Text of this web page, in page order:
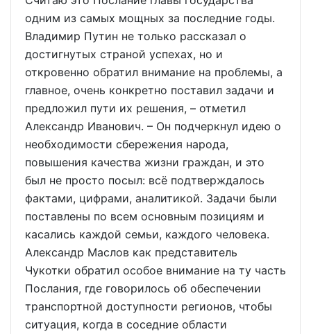
одним из самых мощных за последние годы.
Владимир Путин не только рассказал о
достигнутых страной успехах, но и
откровенно обратил внимание на проблемы, а
главное, очень конкретно поставил задачи и
предложил пути их решения, – отметил
Александр Иванович. – Он подчеркнул идею о
необходимости сбережения народа,
повышения качества жизни граждан, и это
был не просто посыл: всё подтверждалось
фактами, цифрами, аналитикой. Задачи были
поставлены по всем основным позициям и
касались каждой семьи, каждого человека.
Александр Маслов как представитель
Чукотки обратил особое внимание на ту часть
Послания, где говорилось об обеспечении
транспортной доступности регионов, чтобы
ситуация, когда в соседние области